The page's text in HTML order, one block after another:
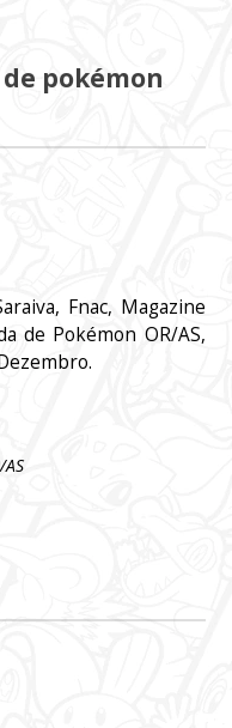
pokémon
Fnac, Magazine
de Pokémon OR/AS,